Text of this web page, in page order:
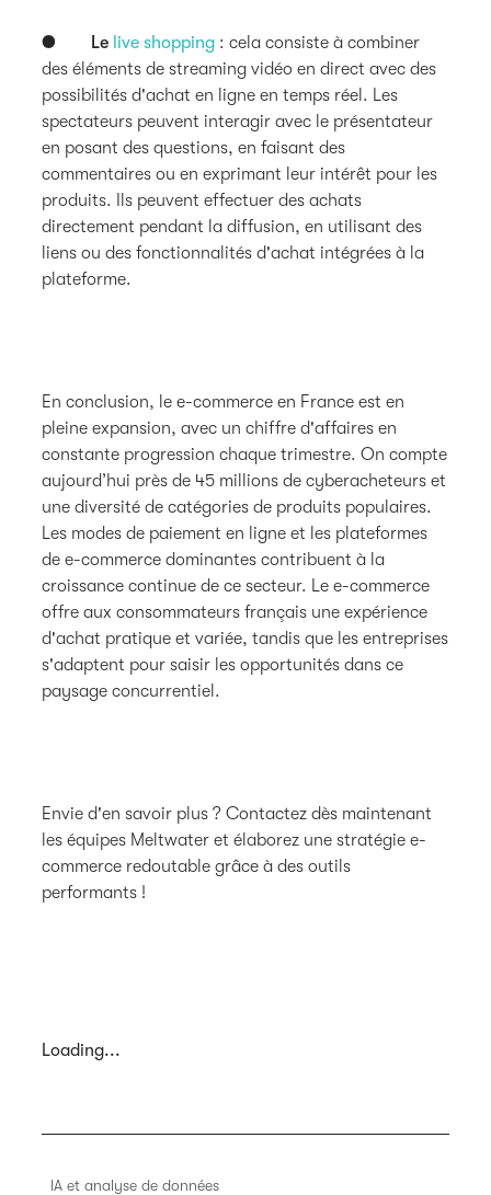
● Le live shopping : cela consiste à combiner
des éléments de streaming vidéo en direct avec des
possibilités d'achat en ligne en temps réel. Les
spectateurs peuvent interagir avec le présentateur
en posant des questions, en faisant des
commentaires ou en exprimant leur intérêt pour les
produits. Ils peuvent effectuer des achats
directement pendant la diffusion, en utilisant des
liens ou des fonctionnalités d'achat intégrées à la
plateforme.
En conclusion, le e-commerce en France est en
pleine expansion, avec un chiffre d'affaires en
constante progression chaque trimestre. On compte
aujourd’hui près de 45 millions de cyberacheteurs et
une diversité de catégories de produits populaires.
Les modes de paiement en ligne et les plateformes
de e-commerce dominantes contribuent à la
croissance continue de ce secteur. Le e-commerce
offre aux consommateurs français une expérience
d'achat pratique et variée, tandis que les entreprises
s'adaptent pour saisir les opportunités dans ce
paysage concurrentiel.
Envie d'en savoir plus ? Contactez dès maintenant
les équipes Meltwater et élaborez une stratégie e-
commerce redoutable grâce à des outils
performants !
Loading...
IA et analyse de données